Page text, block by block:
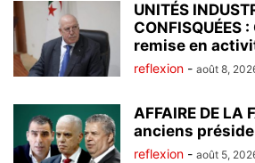
UNITÉS
CONFISQUÉES
remise en
reflexion - août 8,
AFFAIRE DE LA
anciens
reflexion - août 5,